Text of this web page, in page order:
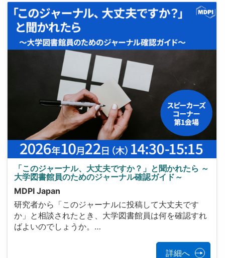
「このジャーナル、大丈夫ですか？」と聞かれたら ～
大学図書館員のためのジャーナル確認ガイド～
MDPI Japan
研究者から「このジャーナルに投稿して大丈夫です
か」と相談されたとき、大学図書館員は何を確認すれ
ばよいのでしょうか。…
詳細へ